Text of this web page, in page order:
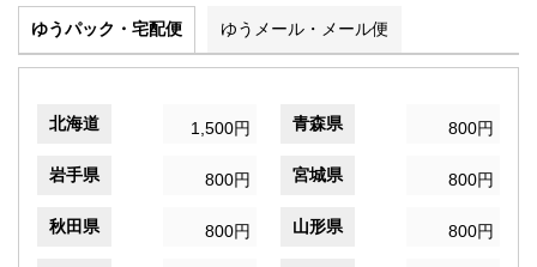
ゆうパック・宅配便 ゆうメール・メール便
北海道 1,500円 青森県 800円
岩手県 800円 宮城県 800円
秋田県 800円 山形県 800円